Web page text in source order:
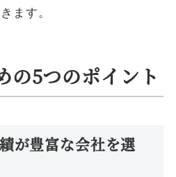
ます。
の5つのポイント
が豊富な会社を選